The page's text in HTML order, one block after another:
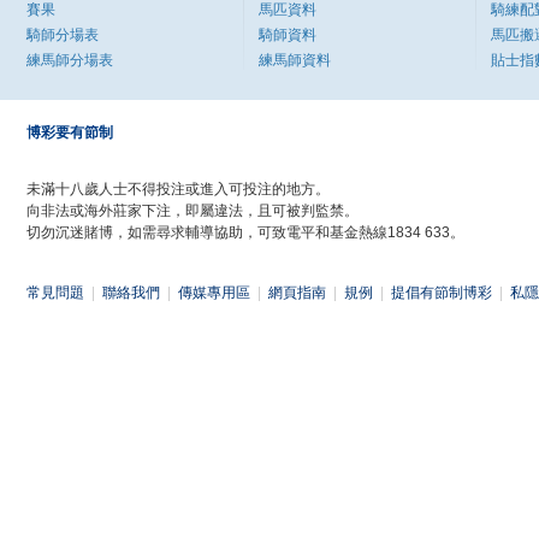
賽果
騎師分場表
練馬師分場表
馬匹資料
騎師資料
練馬師資料
騎練配
馬匹搬
貼士指
博彩要有節制
未滿十八歲人士不得投注或進入可投注的地方。
向非法或海外莊家下注，即屬違法，且可被判監禁。
切勿沉迷賭博，如需尋求輔導協助，可致電平和基金熱線1834 633。
常見問題 聯絡我們 傳媒專用區 網頁指南 規例 提倡有節制博彩 私